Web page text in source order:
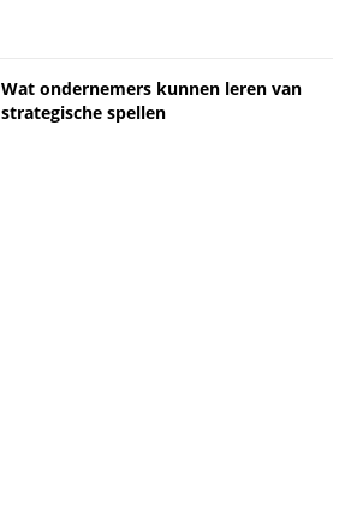
Wat ondernemers kunnen leren van
strategische spellen